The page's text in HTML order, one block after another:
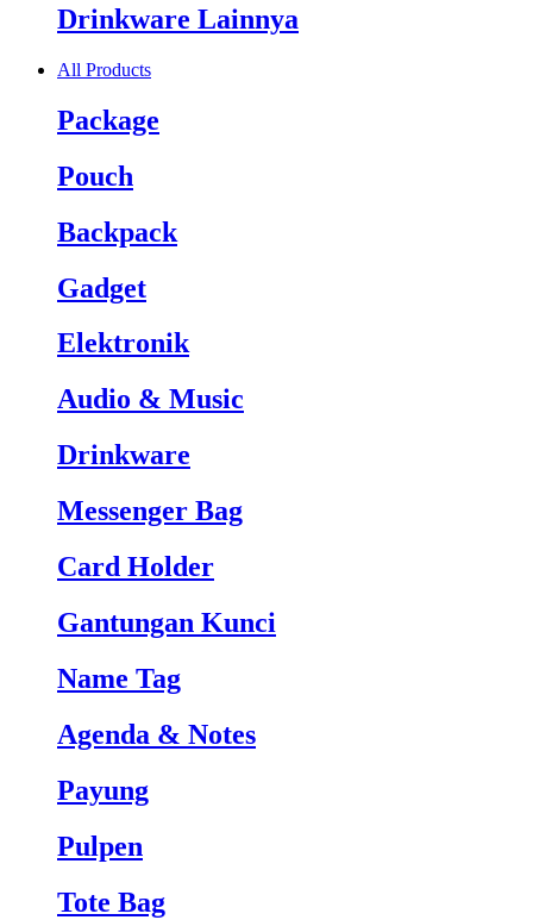
Drinkware Lainnya
All Products
Package
Pouch
Backpack
Gadget
Elektronik
Audio & Music
Drinkware
Messenger Bag
Card Holder
Gantungan Kunci
Name Tag
Agenda & Notes
Payung
Pulpen
Tote Bag